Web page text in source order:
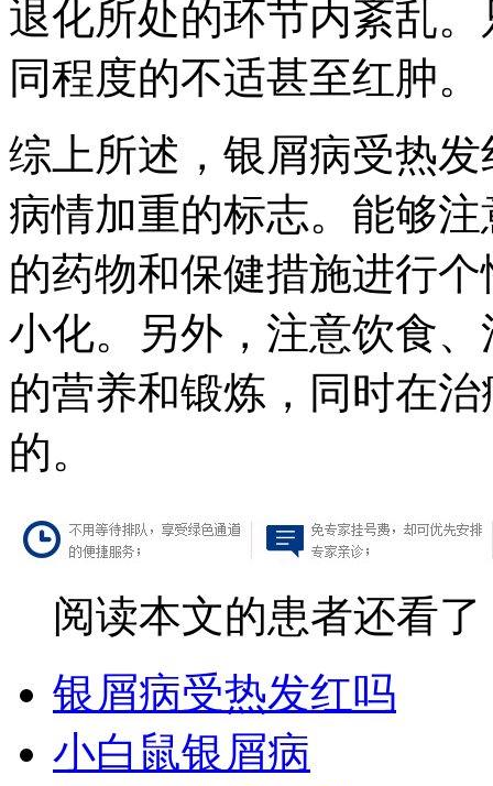
退化所处的环节内紊乱
同程度的不适甚至红肿。
综上所述，银屑病受热
病情加重的标志。能够
的药物和保健措施进行
小化。另外，注意饮食
的营养和锻炼，同时在
的。
阅读本文的患者还看了
银屑病受热发红吗
小白鼠银屑病